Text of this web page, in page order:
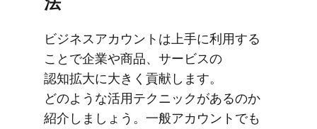
ビジネスアカウントは​上手に​利用する​
ことで​企業や​商品、​サービスの​
認知拡大に​大きく​貢献します。​
どのような​活用テクニックが​あるのか​
紹介しましょう。​一般アカウントでも​